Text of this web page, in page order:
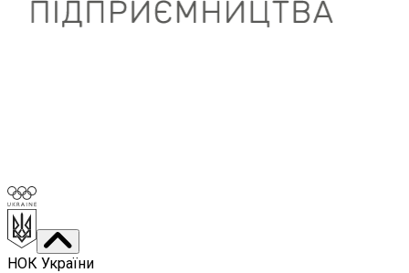
НОК України